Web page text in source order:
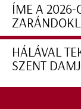
ÍME A 2026-
HÁLÁVAL
SZENT